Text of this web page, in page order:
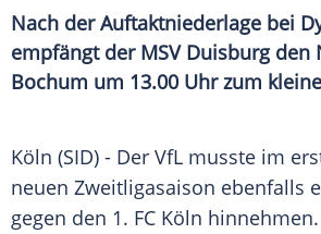
Nach der Auftaktniederlage bei
empfängt der MSV Duisburg den
Bochum um 13.00 Uhr zum
Köln (SID) - Der VfL musste im
neuen Zweitligasaison ebenfalls
gegen den 1. FC Köln